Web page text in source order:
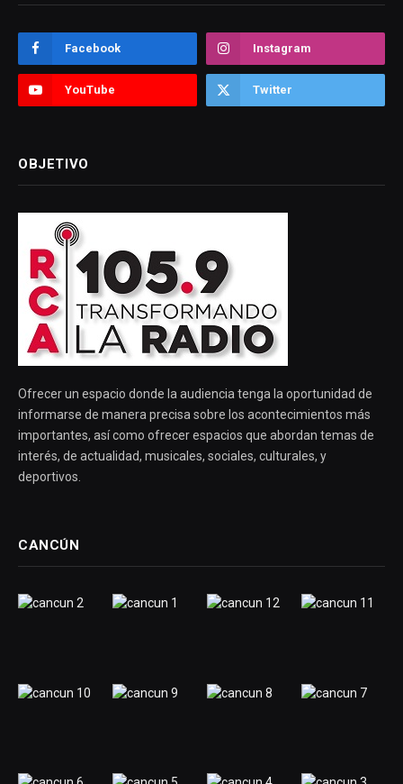
Facebook Instagram
YouTube Twitter
OBJETIVO
Ofrecer un espacio donde la audiencia tenga la oportunidad de
informarse de manera precisa sobre los acontecimientos más
importantes, así como ofrecer espacios que abordan temas de
interés, de actualidad, musicales, sociales, culturales, y
deportivos.
CANCÚN